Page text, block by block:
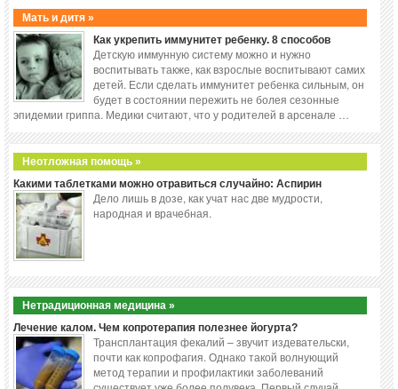
Мать и дитя »
Как укрепить иммунитет ребенку. 8 способов
Детскую иммунную систему можно и нужно
воспитывать также, как взрослые воспитывают самих
детей. Если сделать иммунитет ребенка сильным, он
будет в состоянии пережить не болея сезонные
эпидемии гриппа. Медики считают, что у родителей в арсенале …
Неотложная помощь »
Какими таблетками можно отравиться случайно: Аспирин
Дело лишь в дозе, как учат нас две мудрости,
народная и врачебная.
Нетрадиционная медицина »
Лечение калом. Чем копротерапия полезнее йогурта?
Трансплантация фекалий – звучит издевательски,
почти как копрофагия. Однако такой волнующий
метод терапии и профилактики заболеваний